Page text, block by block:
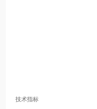
技术指标